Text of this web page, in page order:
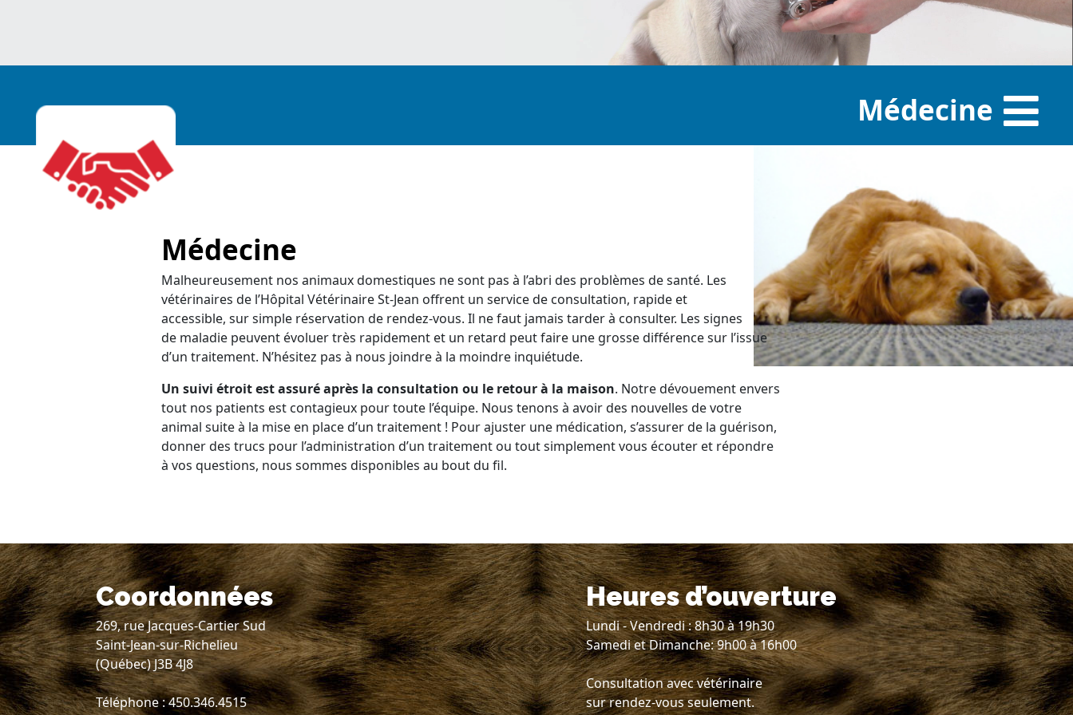
Médecine
Médecine
Malheureusement nos animaux domestiques ne sont pas à l’abri des problèmes de santé. Les
vétérinaires de l’Hôpital Vétérinaire St-Jean offrent un service de consultation, rapide et
accessible, sur simple réservation de rendez-vous. Il ne faut jamais tarder à consulter. Les signes
de maladie peuvent évoluer très rapidement et un retard peut faire une grosse différence sur l’issue
d’un traitement. N’hésitez pas à nous joindre à la moindre inquiétude.
Un suivi étroit est assuré après la consultation ou le retour à la maison. Notre dévouement envers
tout nos patients est contagieux pour toute l’équipe. Nous tenons à avoir des nouvelles de votre
animal suite à la mise en place d’un traitement ! Pour ajuster une médication, s’assurer de la guérison,
donner des trucs pour l’administration d’un traitement ou tout simplement vous écouter et répondre
à vos questions, nous sommes disponibles au bout du fil.
Coordonnées
269, rue Jacques-Cartier Sud
Saint-Jean-sur-Richelieu
(Québec) J3B 4J8
Téléphone : 450.346.4515
Heures d’ouverture
Lundi - Vendredi : 8h30 à 19h30
Samedi et Dimanche: 9h00 à 16h00
Consultation avec vétérinaire
sur rendez-vous seulement.